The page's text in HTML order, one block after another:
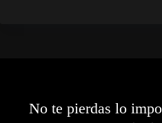
No te pierdas lo